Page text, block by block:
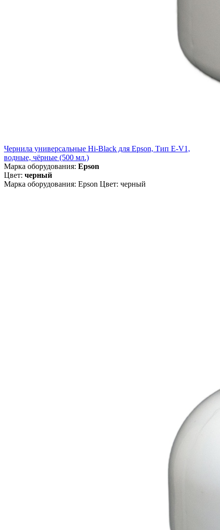
Чернила универсальные Hi-Black для Epson, Тип E-V1,
водные, чёрные (500 мл.)
Марка оборудования: Epson
Цвет: черный
Марка оборудования: Epson Цвет: черный